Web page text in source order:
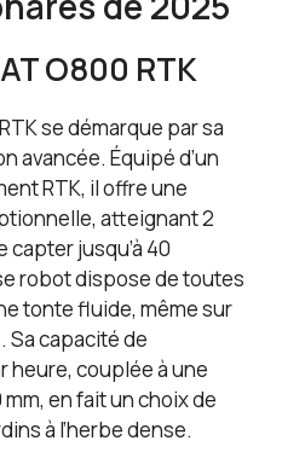
O800 RTK
se démarque par sa
avancée. Équipé d’un
RTK, il offre une
atteignant 2
capter jusqu’à 40
robot dispose de toutes
tonte fluide, même sur
Sa capacité de
heure, couplée à une
en fait un choix de
à l’herbe dense.